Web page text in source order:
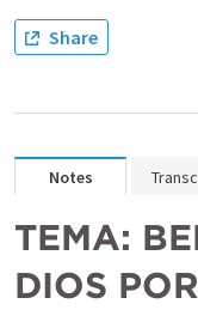
Share
Notes
TEMA:
DIOS